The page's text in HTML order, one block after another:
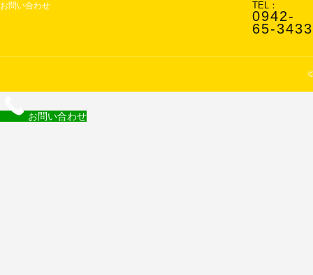
TEL：
0942-
65-3433
お問い合わせ
お問い合わせ